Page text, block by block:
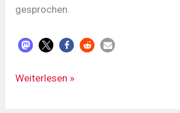
gesprochen.
LDR#532
Weiterlesen »